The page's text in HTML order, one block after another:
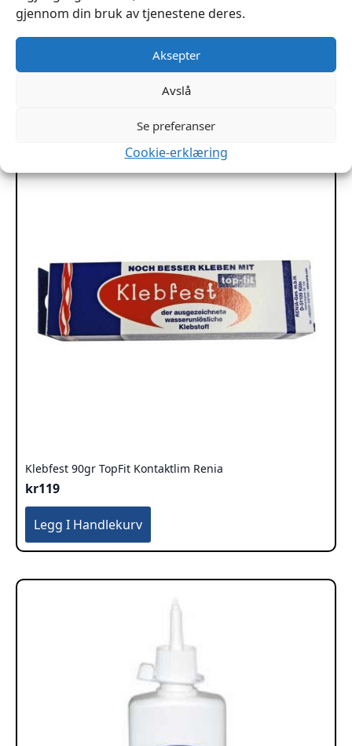
gjennom din bruk av tjenestene deres.
Aksepter
Avslå
Se preferanser
Cookie-erklæring
Impregnering tekstil skinn UV beskyttelse 500ml
Klebfest 90gr TopFit Kontaktlim Renia
kr119
Legg I Handlekurv